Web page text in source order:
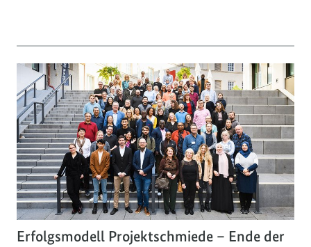
Erfolgsmodell Projektschmiede – Ende der